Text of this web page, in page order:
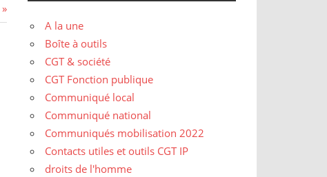
A la une
Boîte à outils
CGT & société
CGT Fonction publique
Communiqué local
Communiqué national
Communiqués mobilisation 2022
Contacts utiles et outils CGT IP
droits de l'homme